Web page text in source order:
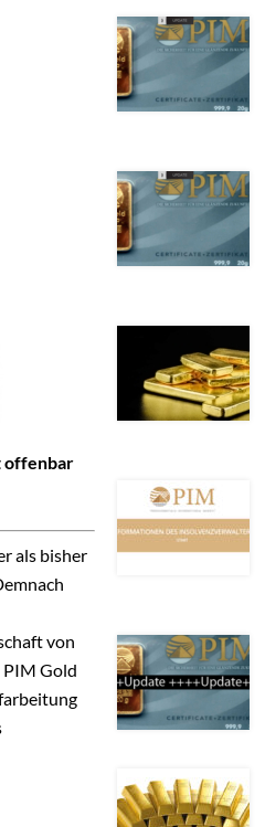
offenbar
als bisher
von
PIM Gold